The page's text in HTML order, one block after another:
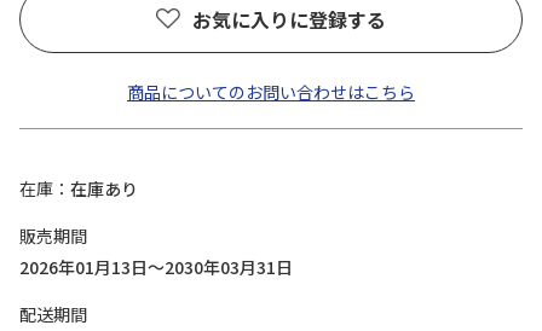
お気に入りに登録する
商品についてのお問い合わせはこちら
在庫
在庫あり
販売期間
2026年01月13日～2030年03月31日
配送期間